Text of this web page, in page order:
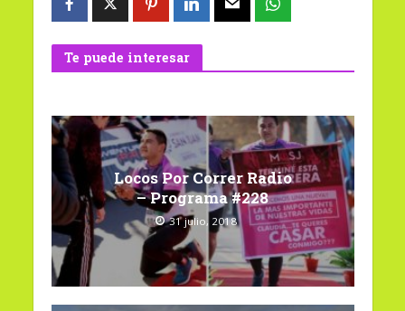
Te puede interesar
Locos Por Correr Radio
– Programa #228
31 julio, 2018